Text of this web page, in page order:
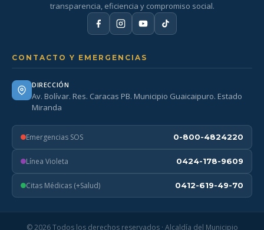
transparencia, eficiencia y compromiso social.
CONTACTO Y EMERGENCIAS
DIRECCIÓN
Av. Bolívar. Res. Caracas PB. Municipio Guaicaipuro. Estado
Miranda
Emergencias SOS 0-800-4824220
Línea Violeta 0424-178-9609
Citas Médicas (+Salud) 0412-619-49-70
© 2026 Todos los derechos reservados · Alcaldía del Municipio